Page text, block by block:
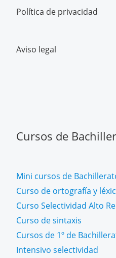
Política de privacidad
Aviso legal
Cursos de
Mini cursos de
Curso de ortografía y
Curso Selectividad Alto
Curso de sintaxis
Cursos de 1º de
Intensivo selectividad